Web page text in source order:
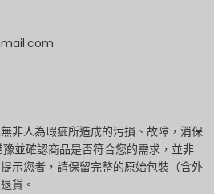
非人為瑕疵所造成的污損、故障，消保
並確認商品是否符合您的需求，並非
示您者，請保留完整的原始包裝（含外
貨。